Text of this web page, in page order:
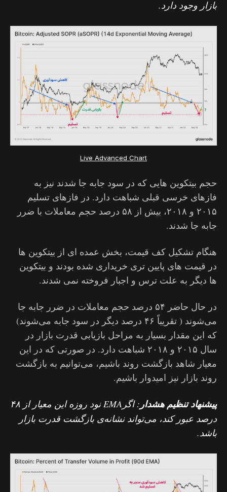
بازار وجود دارد.
Live Advanced Chart
حجم بیتکوین هایی که در سود جابه جا شدند نیز به
فازهای خرسی قبلی شباهت دارد. در فازهای تسلیم
۲۰۱۵ و ۲۰۱۸، بیش از ۵۸ درصد حجم معاملات با ضرر
جابه جا شدند.
هنگام تشکیل کف قیمت، بخش عمده ای از بیتکوین ها
در قیمت های پایین تری خریداری شده بودند و بیتکوین
ها دیگر به علت ترس و اجبار فروخته نمی شدند.
در حال حاضر ۵۴ درصد حجم معاملات در ضرر جابه جا
می‌شوند ( تقریباً ۴۶ درصد دیگر در سود جابه می‌شوند)
که این مقدار بسیار به مراحل بازیابی قدرت بازار در
سال ۲۰۱۵ و ۲۰۱۸ شباهت دارد. در صورتی که در این
معیار شاهد بازگشت روند باشیم، می‌توانیم به بازگشت
روند بازار نیز امیدوار باشیم.
پیشنهاد تنظیم هشدار
: اگرEMA نود روزه این معیار از ۴۸
درصد عبور کند، می‌تواند نشانه‌ی بازگشت قدرت بازار
باشد.